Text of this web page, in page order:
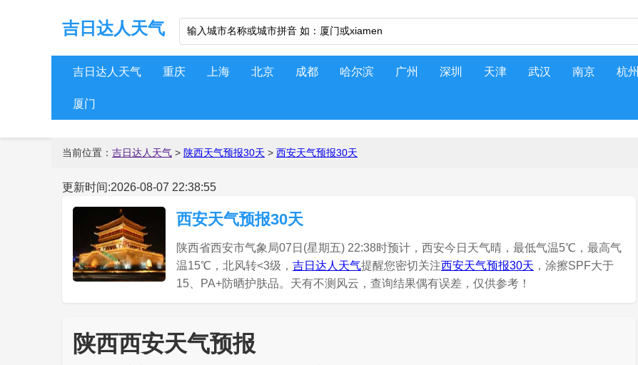
吉日达人天气
吉日达人天气 重庆 上海 北京 成都 哈尔滨 广州 深圳 天津 武汉 南京 杭州
厦门
当前位置： 吉日达人天气 > 陕西天气预报30天 > 西安天气预报30天
更新时间:2026-08-07 22:38:55
西安天气预报30天
陕西省西安市气象局07日(星期五) 22:38时预计，西安今日天气晴，最低气温5℃，最高气
温15℃，北风转<3级， 吉日达人天气提醒您密切关注西安天气预报30天 ，涂擦SPF大于
15、PA+防晒护肤品。天有不测风云，查询结果偶有误差，仅供参考！
陕西西安天气预报